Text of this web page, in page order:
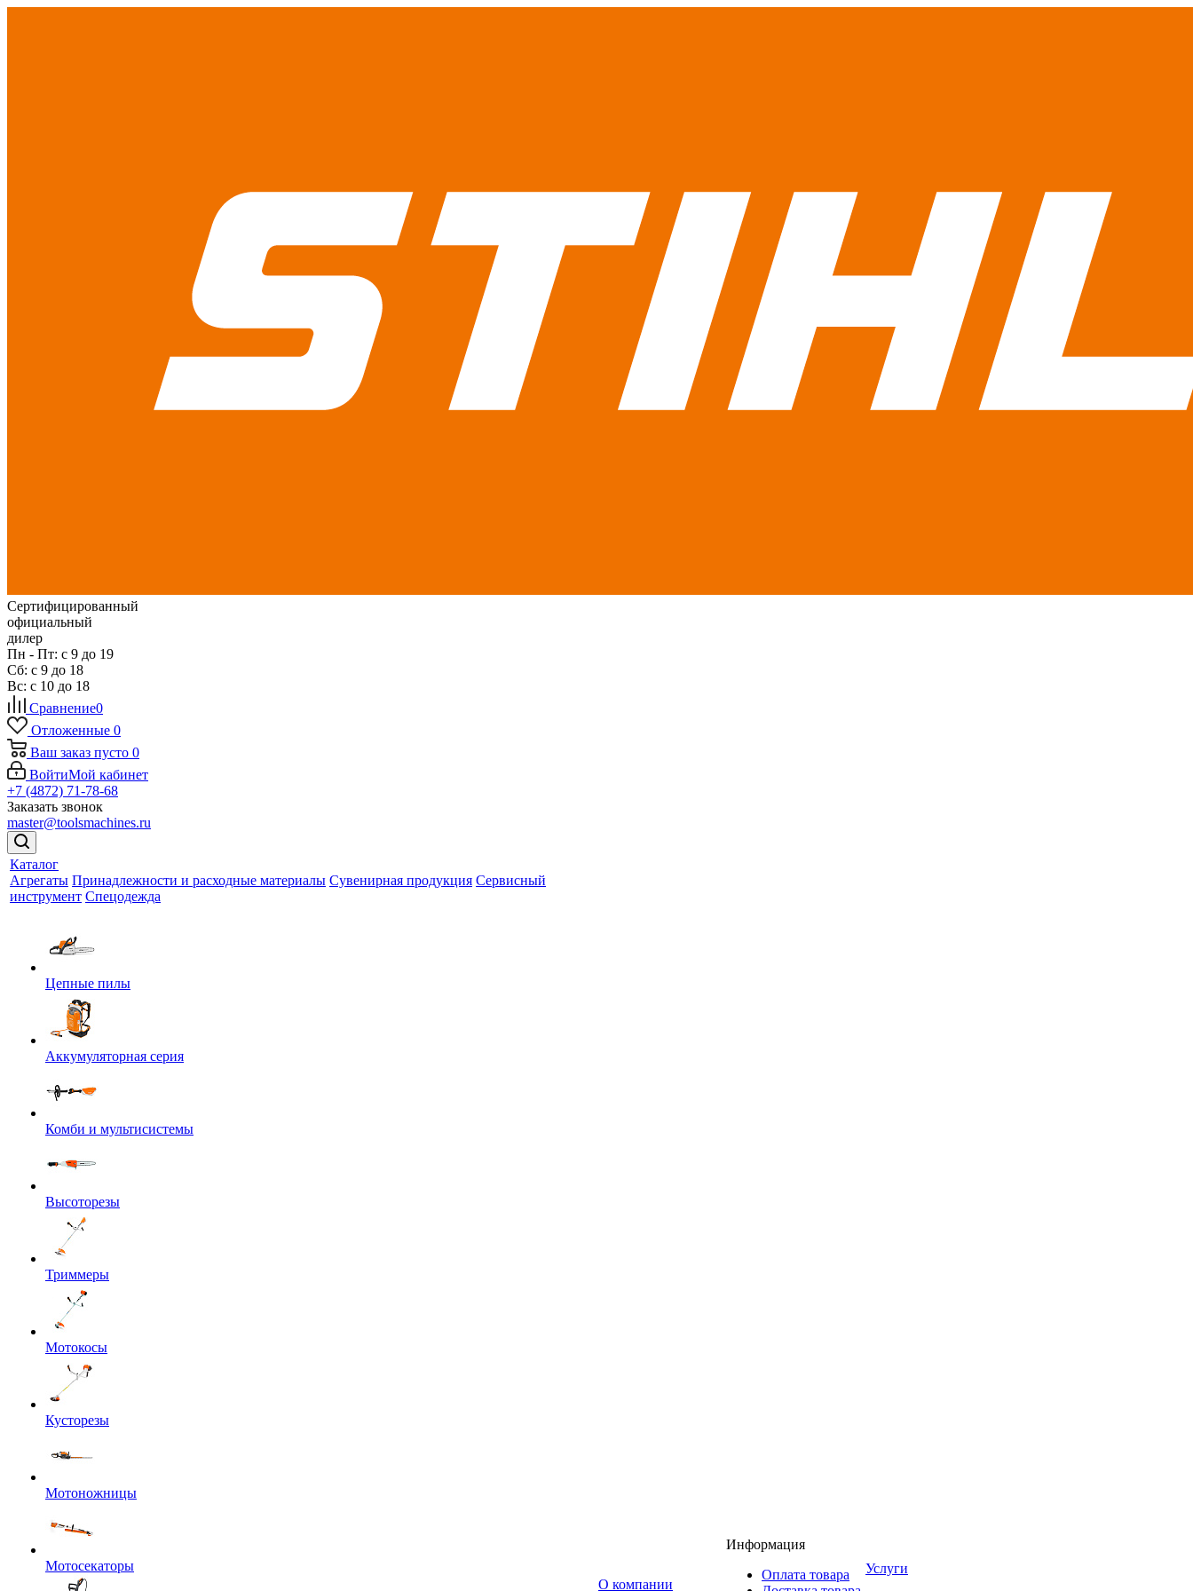
Сертифицированный
официальный
дилер
Пн - Пт: с 9 до 19
Сб: с 9 до 18
Вс: с 10 до 18
Сравнение0
Отложенные 0
Ваш заказ пусто 0
ВойтиМой кабинет
+7 (4872) 71-78-68
Заказать звонок
master@toolsmachines.ru
Каталог
Агрегаты Принадлежности и расходные материалы Сувенирная продукция Сервисный
инструмент Спецодежда
Цепные пилы
Аккумуляторная серия
Комби и мультисистемы
Высоторезы
Триммеры
Мотокосы
Кусторезы
Мотоножницы
Мотосекаторы
O компании
Информация
Оплата товара
Услуги